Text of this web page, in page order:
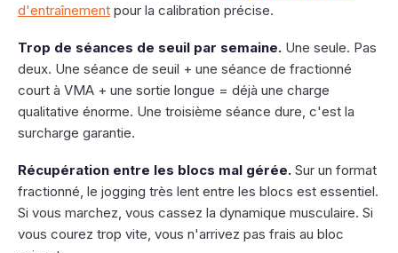
d'entraînement pour la calibration précise.
Trop de séances de seuil par semaine. Une seule. Pas
deux. Une séance de seuil + une séance de fractionné
court à VMA + une sortie longue = déjà une charge
qualitative énorme. Une troisième séance dure, c'est la
surcharge garantie.
Récupération entre les blocs mal gérée. Sur un format
fractionné, le jogging très lent entre les blocs est essentiel.
Si vous marchez, vous cassez la dynamique musculaire. Si
vous courez trop vite, vous n'arrivez pas frais au bloc